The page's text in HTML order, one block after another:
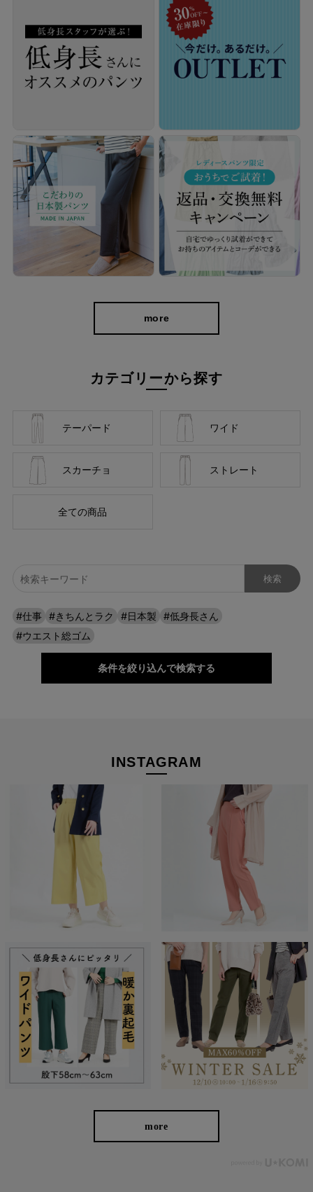
バリエーション豊富だから、お気に入りがき
っと見つかる。
もオシャレを楽しめますよ。
more
カテゴリーから探す
テーパード ワイド
スカーチョ ストレート
全ての商品
#仕事 #きちんとラク #日本製
#低身長さん
#ウエスト総ゴム
条件を絞り込んで検索する
INSTAGRAM
more